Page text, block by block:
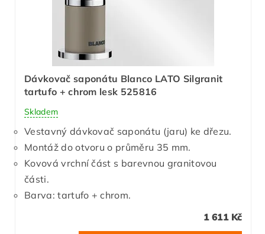
Dávkovač saponátu Blanco LATO Silgranit
tartufo + chrom lesk 525816
Skladem
Vestavný dávkovač saponátu (jaru) ke dřezu.
Montáž do otvoru o průměru 35 mm.
Kovová vrchní část s barevnou granitovou
části.
Barva: tartufo + chrom.
1 611 Kč